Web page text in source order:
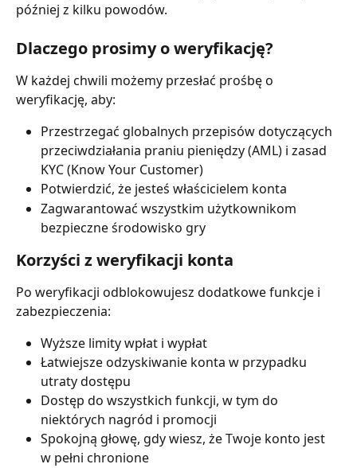
później z kilku powodów.
Dlaczego prosimy o weryfikację?
W każdej chwili możemy przesłać prośbę o
weryfikację, aby:
Przestrzegać globalnych przepisów dotyczących
przeciwdziałania praniu pieniędzy (AML) i zasad
KYC (Know Your Customer)
Potwierdzić, że jesteś właścicielem konta
Zagwarantować wszystkim użytkownikom
bezpieczne środowisko gry
Korzyści z weryfikacji konta
Po weryfikacji odblokowujesz dodatkowe funkcje i
zabezpieczenia:
Wyższe limity wpłat i wypłat
Łatwiejsze odzyskiwanie konta w przypadku
utraty dostępu
Dostęp do wszystkich funkcji, w tym do
niektórych nagród i promocji
Spokojną głowę, gdy wiesz, że Twoje konto jest
w pełni chronione